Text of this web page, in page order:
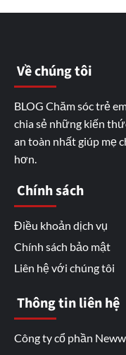
Về chúng tôi
BLOG Chăm sóc trẻ
chia sẻ những kiến
an toàn nhất giúp mẹ
hơn.
Chính sách
Điều khoản dịch vụ
Chính sách bảo mật
Liên hệ với chúng tôi
Thông tin liên hệ
Công ty cổ phần